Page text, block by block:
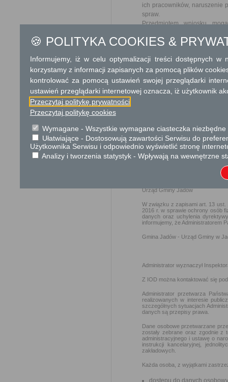
ich pracowników, naruszenie
spraw.
Przedmiotem wniosku
Organ właściwy dla
Podstawa prawna
Ustawa z dnia 14
Rozporządzenie
Ochrona danych osobowych
KLAUZULA
Informacyjna o danych
Urząd Gminy Jadów
W związku z zapisami art. 13 ust.
2016 r. w sprawie ochrony osób
danych oraz uchylenia
informujemy, że Administratorem
Gmina Jadów - Urząd Gminy w
Administrator wyznaczył
Z IOD można kontaktować się
Administrator przetwarza
realizowanych w interesie
szczególnych sytuacjach
danych są przepisy prawa.
Dane osobowe przetwarzane
zostały zebrane oraz zgodnie z
administracyjnego i ustawę o
instrukcji kancelaryjnej,
zakładowych.
Każda osoba, z wyjątkami
dostępu do danych
🍪 POLITYKA COOKIES &
Informujemy, iż w celu optymalizacji treści dostępnych w
korzystamy z informacji zapisanych za pomocą plików
kontrolować za pomocą ustawień swojej przeglądarki
ustawień przeglądarki internetowej oznacza, iż użytkownik
Przeczytaj politykę prywatności
Przeczytaj politykę cookies
Wymagane - Wszystkie wymagane ciasteczka
Ułatwiające - Dostosowują zawartości Serwisu do
Użytkownika Serwisu i odpowiednio wyświetlić stronę
Analizy i tworzenia statystyk - Wpływają na wewnętrzne